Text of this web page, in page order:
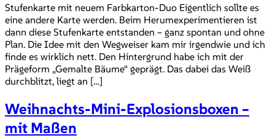
Stufenkarte mit neuem Farbkarton-Duo Eigentlich sollte es
eine andere Karte werden. Beim Herumexperimentieren ist
dann diese Stufenkarte entstanden – ganz spontan und ohne
Plan. Die Idee mit den Wegweiser kam mir irgendwie und ich
finde es wirklich nett. Den Hintergrund habe ich mit der
Prägeform „Gemalte Bäume“ geprägt. Das dabei das Weiß
durchblitzt, liegt an […]
Weihnachts-Mini-Explosionsboxen –
mit Maßen